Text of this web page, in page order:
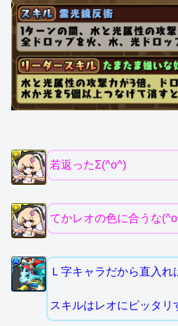
若返ったΣ(^o^)
てかレオの色に合うな
Ｌ字キャラだから直入れ
スキルはレオにピッタ